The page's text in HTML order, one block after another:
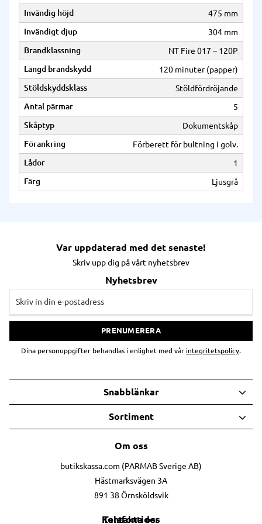
Invändig höjd
475 mm
Invändigt djup
304 mm
Brandklassning
NT Fire 017 – 120P
Längd brandskydd
120 minuter (papper)
Stöldskyddsklass
Stöldfördröjande
Antal pärmar
5
Skåptyp
Dokumentskåp
Förankring
Förberett för bultning i golv.
Lådor
1
Färg
Ljusgrå
Var uppdaterad med det senaste!
Skriv upp dig på vårt nyhetsbrev
Nyhetsbrev
PRENUMERERA
Dina personuppgifter behandlas i enlighet med vår integritetspolicy.
Om oss
butikskassa.com (PARMAB Sverige AB)
Hästmarksvägen 3A
891 38 Örnsköldsvik
Kontakta oss
Telefontider
Snabblänkar
Sortiment